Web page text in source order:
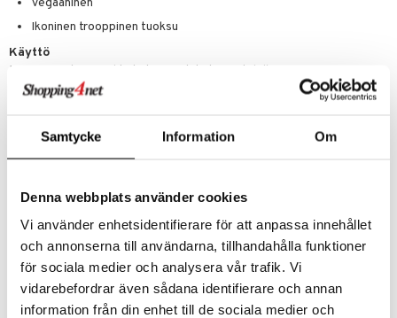
Samtycke Information Om
Denna webbplats använder cookies
Vi använder enhetsidentifierare för att anpassa innehållet
och annonserna till användarna, tillhandahålla funktioner
för sociala medier och analysera vår trafik. Vi
vidarebefordrar även sådana identifierare och annan
information från din enhet till de sociala medier och
Vegaaninen
Ikoninen trooppinen tuoksu
Käyttö
Käännä suutin ja suihkuta kevyesti koko vartalolle, ei suoraan
kasvoihin. Toista kylvyn tai pidemmän auringonoton jälkeen.
Alcohol Denat., Butane, Isobutane, Dicaprylyl Carbonate, Propane,
Ethylhexyloxyphenol Methoxyphenyl Triazine, Ethylhexyl Triazone,
Tocopheryl Acetate, Parfum, Caprylic/Capric Triglyceride, Carica
Papaya Fruit Extract, Mangifera Indica Fruit Extract, Passiflora
Incarnata Fruit Extract, Plumeria Acutifolia Flower Extract, Psidium
Guajava Fruit Extract